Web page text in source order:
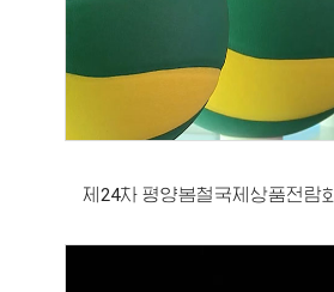
제24차 평양봄철국제상품전람회